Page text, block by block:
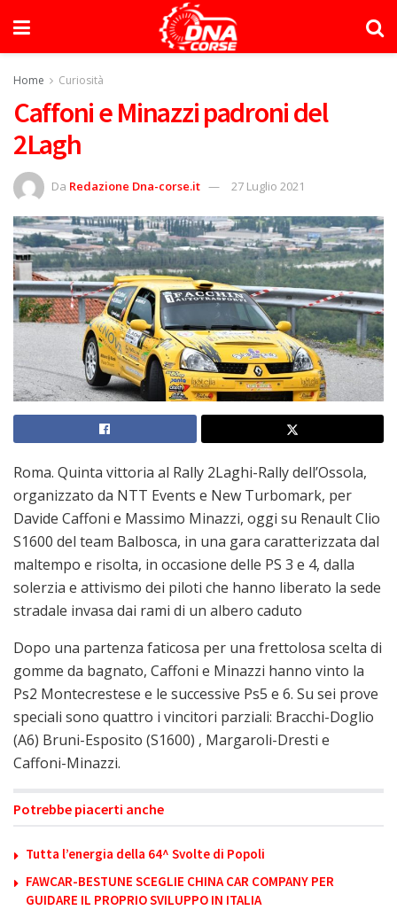
Home Curiosità
Caffoni e Minazzi padroni del
2Lagh
Da Redazione Dna-corse.it 27 Luglio 2021
Roma. Quinta vittoria al Rally 2Laghi-Rally dell’Ossola,
organizzato da NTT Events e New Turbomark, per
Davide Caffoni e Massimo Minazzi, oggi su Renault Clio
S1600 del team Balbosca, in una gara caratterizzata dal
maltempo e risolta, in occasione delle PS 3 e 4, dalla
solerzia e attivismo dei piloti che hanno liberato la sede
stradale invasa dai rami di un albero caduto
Dopo una partenza faticosa per una frettolosa scelta di
gomme da bagnato, Caffoni e Minazzi hanno vinto la
Ps2 Montecrestese e le successive Ps5 e 6. Su sei prove
speciali sono quattro i vincitori parziali: Bracchi-Doglio
(A6) Bruni-Esposito (S1600) , Margaroli-Dresti e
Caffoni-Minazzi.
Potrebbe piacerti anche
Tutta l’energia della 64^ Svolte di Popoli
FAWCAR-BESTUNE SCEGLIE CHINA CAR COMPANY PER
GUIDARE IL PROPRIO SVILUPPO IN ITALIA